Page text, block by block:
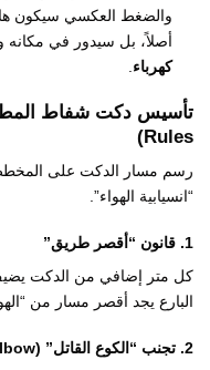
والضغط العكسي سيكون
أصلاً، بل سيدور في
كهرباء
Rules)
رسم مسار الدكت على
“انسيابية الهواء”.
1. قانون “أقصر طريق”
البارع يجد أقصر مسار من
2. تجنب “الكوع القاتل” (The Deadly Elbow)